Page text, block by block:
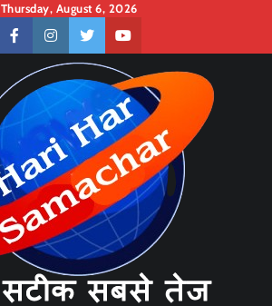
Thursday, August 6, 2026
facebookinstagramtwitteryoutube